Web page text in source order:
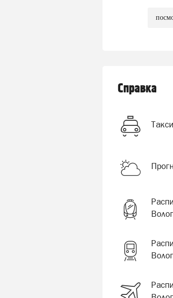
Справка